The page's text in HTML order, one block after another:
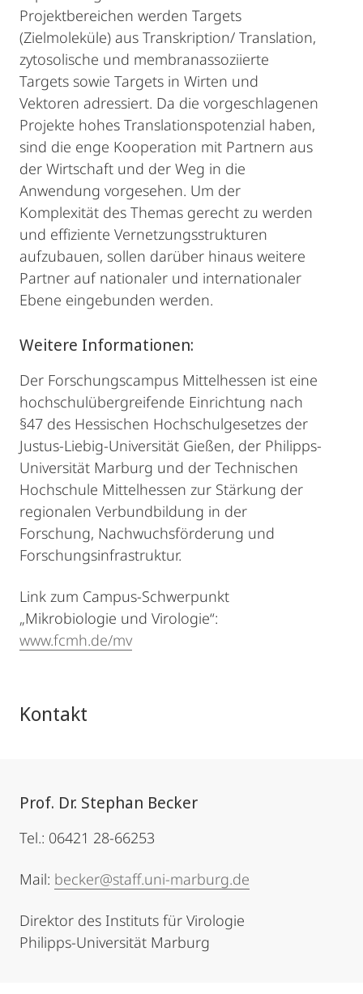
Projektbereichen werden Targets
(Zielmoleküle) aus Transkription/ Translation,
zytosolische und membranassoziierte
Targets sowie Targets in Wirten und
Vektoren adressiert. Da die vorgeschlagenen
Projekte hohes Translationspotenzial haben,
sind die enge Kooperation mit Partnern aus
der Wirtschaft und der Weg in die
Anwendung vorgesehen. Um der
Komplexität des Themas gerecht zu werden
und effiziente Vernetzungsstrukturen
aufzubauen, sollen darüber hinaus weitere
Partner auf nationaler und internationaler
Ebene eingebunden werden.
Weitere Informationen:
Der Forschungscampus Mittelhessen ist eine
hochschulübergreifende Einrichtung nach
§47 des Hessischen Hochschulgesetzes der
Justus-Liebig-Universität Gießen, der Philipps-
Universität Marburg und der Technischen
Hochschule Mittelhessen zur Stärkung der
regionalen Verbundbildung in der
Forschung, Nachwuchsförderung und
Forschungsinfrastruktur.
Link zum Campus-Schwerpunkt
„Mikrobiologie und Virologie“:
www.fcmh.de/mv
Kontakt
Prof. Dr. Stephan Becker
Tel.: 06421 28-66253
Mail: becker@staff.uni-marburg.de
Direktor des Instituts für Virologie
Philipps-Universität Marburg